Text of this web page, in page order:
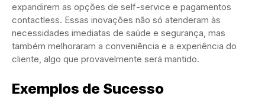
expandirem as opções de self-service e pagamentos
contactless. Essas inovações não só atenderam às
necessidades imediatas de saúde e segurança, mas
também melhoraram a conveniência e a experiência do
cliente, algo que provavelmente será mantido.
Exemplos de Sucesso